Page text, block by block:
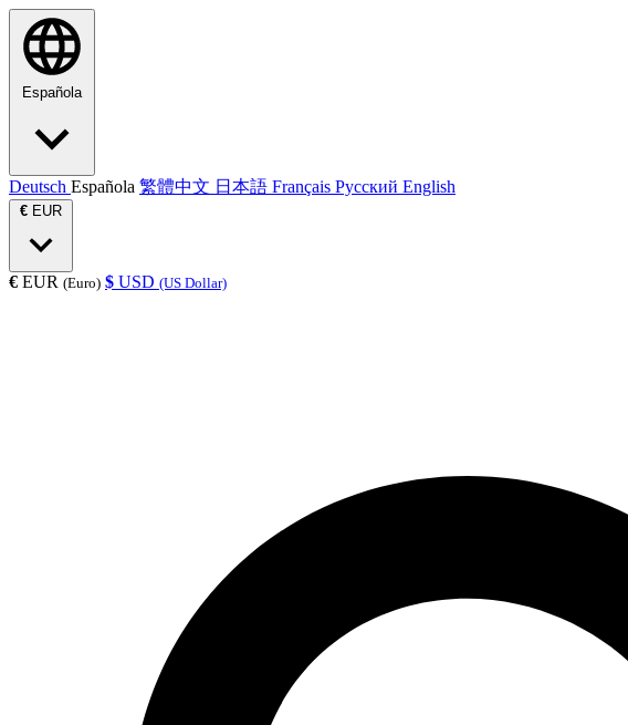
Española
Deutsch Española 繁體中文 日本語 Français Русский English
€ EUR
€ EUR (Euro) $ USD (US Dollar)